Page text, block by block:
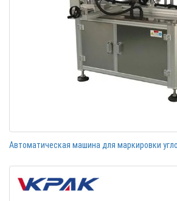
Автоматическая машина для маркировки